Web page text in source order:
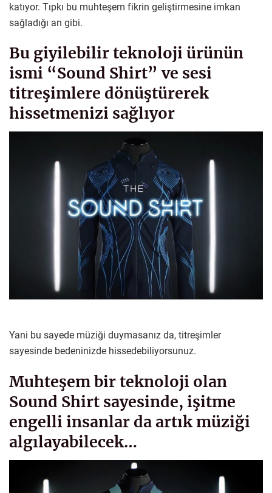
katıyor. Tıpkı bu muhteşem fikrin geliştirmesine imkan
sağladığı an gibi.
Bu giyilebilir teknoloji ürünün
ismi “Sound Shirt” ve sesi
titreşimlere dönüştürerek
hissetmenizi sağlıyor
Yani bu sayede müziği duymasanız da, titreşimler
sayesinde bedeninizde hissedebiliyorsunuz.
Muhteşem bir teknoloji olan
Sound Shirt sayesinde, işitme
engelli insanlar da artık müziği
algılayabilecek…